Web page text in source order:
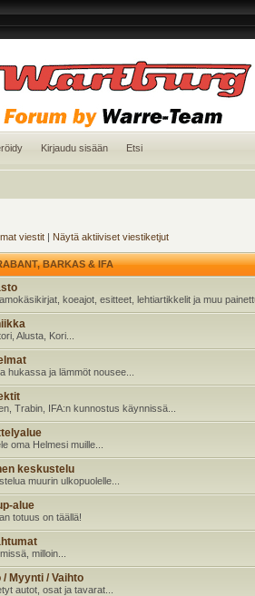
Kirjaudu sisään Etsi
viestit| Näytä aktiiviset viestiketjut
BARKAS & IFA
koeajot, esitteet, lehtiartikkelit ja muu
Alusta, Kori...
hukassa ja lämmöt nousee...
Trabin, IFA:n kunnostus käynnissä...
oma Helmesi muille...
keskustelu
muurin ulkopuolelle...
alue
totuus on täällä!
milloin...
/ Myynti / Vaihto
autot, osat ja tavarat...